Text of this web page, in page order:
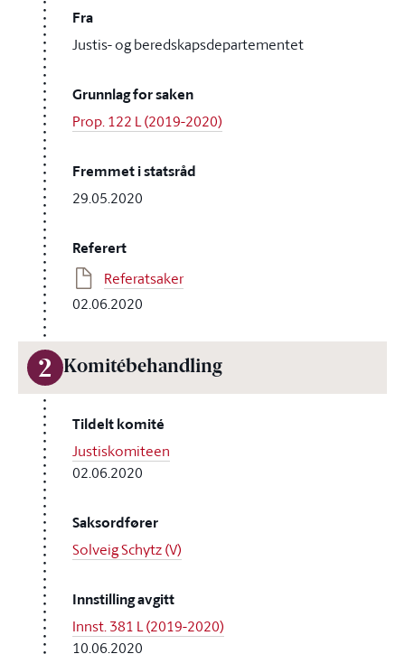
Fra
Justis- og beredskapsdepartementet
Grunnlag for saken
Prop. 122 L (2019-2020)
Fremmet i statsråd
29.05.2020
Referert
Referatsaker
02.06.2020
2 Komitébehandling
Tildelt komité
Justiskomiteen
02.06.2020
Saksordfører
Solveig Schytz (V)
Innstilling avgitt
Innst. 381 L (2019-2020)
10.06.2020